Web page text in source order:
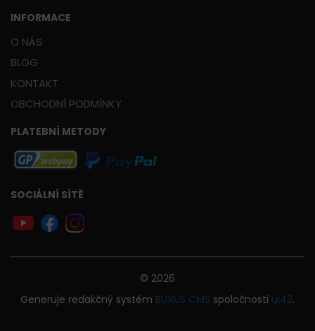
INFORMACE
O NÁS
BLOG
KONTAKT
OBCHODNÍ PODMÍNKY
PLATEBNÍ METODY
SOCIÁLNÍ SÍTĚ
© 2026
Generuje redakčný systém BUXUS CMS spoločnosti ui42.